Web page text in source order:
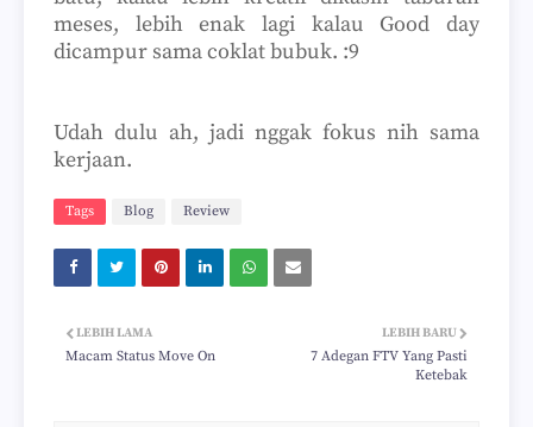
meses, lebih enak lagi kalau Good day
dicampur sama coklat bubuk. :9
Udah dulu ah, jadi nggak fokus nih sama
kerjaan.
Tags Blog Review
LEBIH BARU
7 Adegan FTV Yang Pasti
Ketebak
LEBIH LAMA
Macam Status Move On